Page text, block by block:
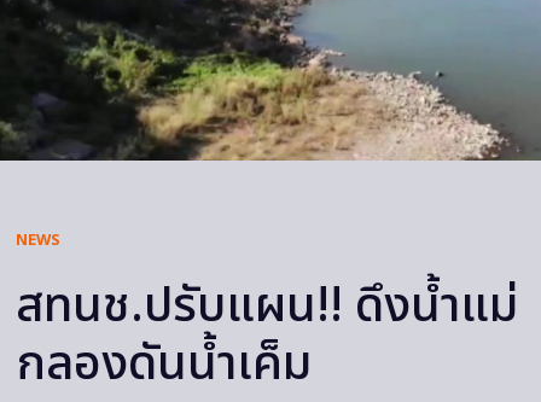
NEWS
สทนช.ปรับแผน!! ดึงน้ำแม่
กลองดันน้ำเค็ม